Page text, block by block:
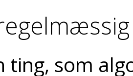
ting, som